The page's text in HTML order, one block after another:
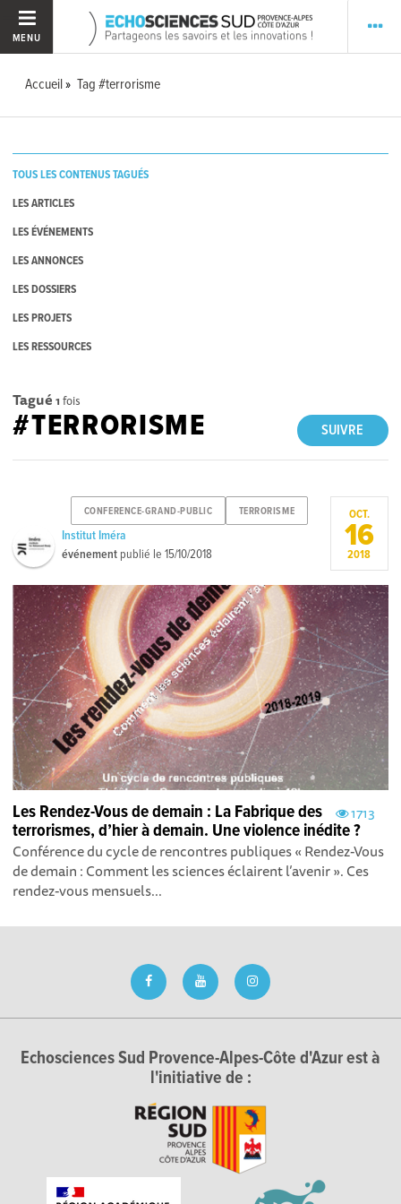
MENU
Accueil Tag #terrorisme
TOUS LES CONTENUS TAGUÉS
LES ARTICLES
LES ÉVÉNEMENTS
LES ANNONCES
LES DOSSIERS
LES PROJETS
LES RESSOURCES
Tagué 1 fois
SUIVRE
#TERRORISME
CONFERENCE-GRAND-PUBLIC TERRORISME
Institut Iméra
événement publié le15/10/2018
OCT.
16
2018
1713
Les Rendez-Vous de demain : La Fabrique des
terrorismes, d’hier à demain. Une violence inédite ?
Conférence du cycle de rencontres publiques « Rendez-Vous
de demain : Comment les sciences éclairent l’avenir ». Ces
rendez-vous mensuels...
Echosciences Sud Provence-Alpes-Côte d'Azur est à
l'initiative de :